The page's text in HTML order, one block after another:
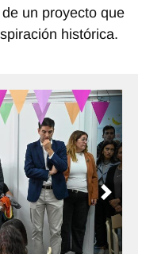
un proyecto que
histórica.
Next